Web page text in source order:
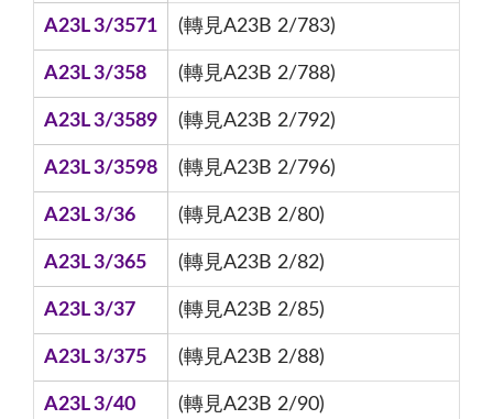
A23L 3/3571 (轉見A23B 2/783)
A23L 3/358 (轉見A23B 2/788)
A23L 3/3589 (轉見A23B 2/792)
A23L 3/3598 (轉見A23B 2/796)
A23L 3/36 (轉見A23B 2/80)
A23L 3/365 (轉見A23B 2/82)
A23L 3/37 (轉見A23B 2/85)
A23L 3/375 (轉見A23B 2/88)
A23L 3/40 (轉見A23B 2/90)